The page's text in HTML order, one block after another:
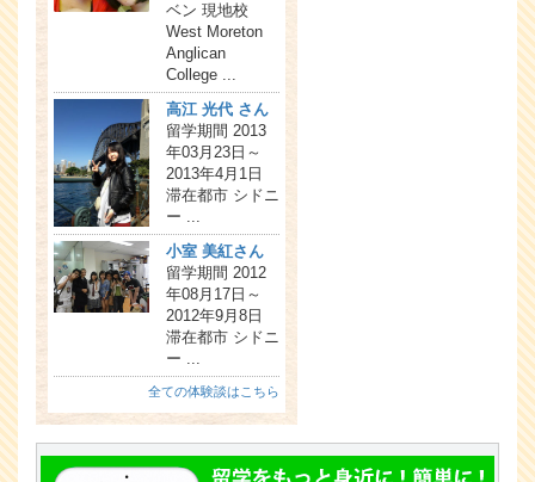
ベン 現地校
West Moreton
Anglican
College ...
高江 光代 さん
留学期間 2013
年03月23日～
2013年4月1日
滞在都市 シドニ
ー ...
小室 美紅さん
留学期間 2012
年08月17日～
2012年9月8日
滞在都市 シドニ
ー ...
全ての体験談はこちら